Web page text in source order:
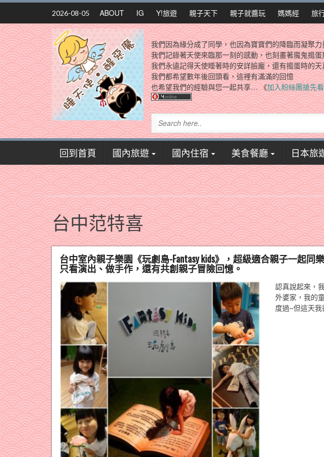
Skip
content
2026-08-05 ABOUT IG Y!旅遊 親子天下 親子就醬玩 媽媽經 旅
我們因為緣分成了同學，也因為寶寶們的降臨而凝聚力
我們記錄著天使來臨那一刻的感動，也刻畫著魔鬼搗
我們永遠記得天使睡著時的安詳臉龐，還有搗蛋時的
我們都希望數年後回頭看，這裡有滿滿的回憶
也希望我們的經驗與您一起共享… 《加入粉絲團搶先看
回到首頁 國內旅遊 國內住宿 美食餐廳 日本旅
台中范特喜
台中室內親子樂園《玩劇島-Fantasy kids》，超級適合親子一起
只看演出、做手作，還有共創親子冒險回憶。
認真說起來，
外婆家，我的
度過~但這天